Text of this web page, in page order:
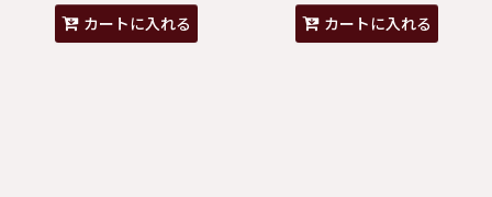
カートに入れる カートに入れる